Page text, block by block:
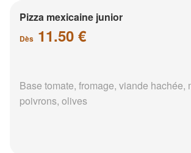
Pizza mexicaine junior
Dès 11.50 €
Base tomate, fromage, viande hachée,
poivrons, olives